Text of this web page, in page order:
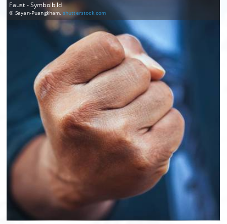
Faust - Symbolbild
© Sayan-Puangkham, shutterstock.com